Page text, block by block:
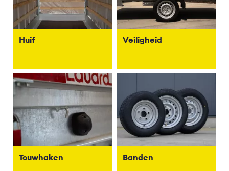
Huif Veiligheid
Touwhaken Banden